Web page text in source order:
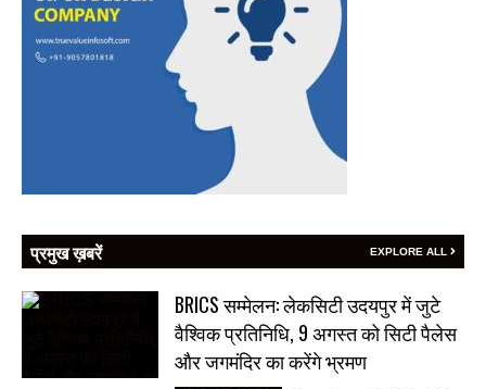
प्रमुख ख़बरें EXPLORE ALL
BRICS सम्मेलन: लेकसिटी उदयपुर में जुटे
वैश्विक प्रतिनिधि, 9 अगस्त को सिटी पैलेस
और जगमंदिर का करेंगे भ्रमण